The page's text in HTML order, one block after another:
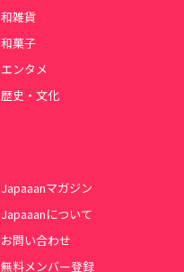
和雑貨
和菓子
エンタメ
歴史・文化
Japaaanマガジン
Japaaanについて
お問い合わせ
無料メンバー登録